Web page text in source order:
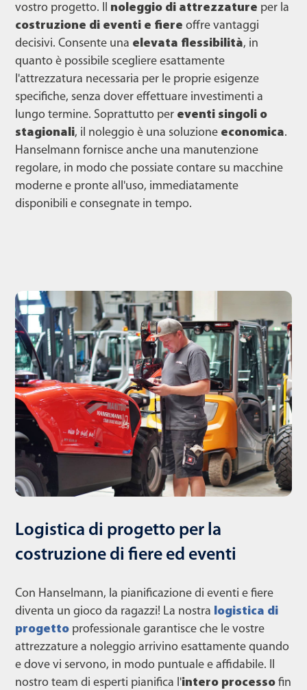
vostro progetto. Il noleggio di attrezzature per la
costruzione di eventi e fiere offre vantaggi
decisivi. Consente una elevata flessibilità, in
quanto è possibile scegliere esattamente
l'attrezzatura necessaria per le proprie esigenze
specifiche, senza dover effettuare investimenti a
lungo termine. Soprattutto per eventi singoli o
stagionali, il noleggio è una soluzione economica.
Hanselmann fornisce anche una manutenzione
regolare, in modo che possiate contare su macchine
moderne e pronte all'uso, immediatamente
disponibili e consegnate in tempo.
Logistica di progetto per la
costruzione di fiere ed eventi
Con Hanselmann, la pianificazione di eventi e fiere
diventa un gioco da ragazzi! La nostra logistica di
progetto professionale garantisce che le vostre
attrezzature a noleggio arrivino esattamente quando
e dove vi servono, in modo puntuale e affidabile. Il
nostro team di esperti pianifica l'intero processo fin